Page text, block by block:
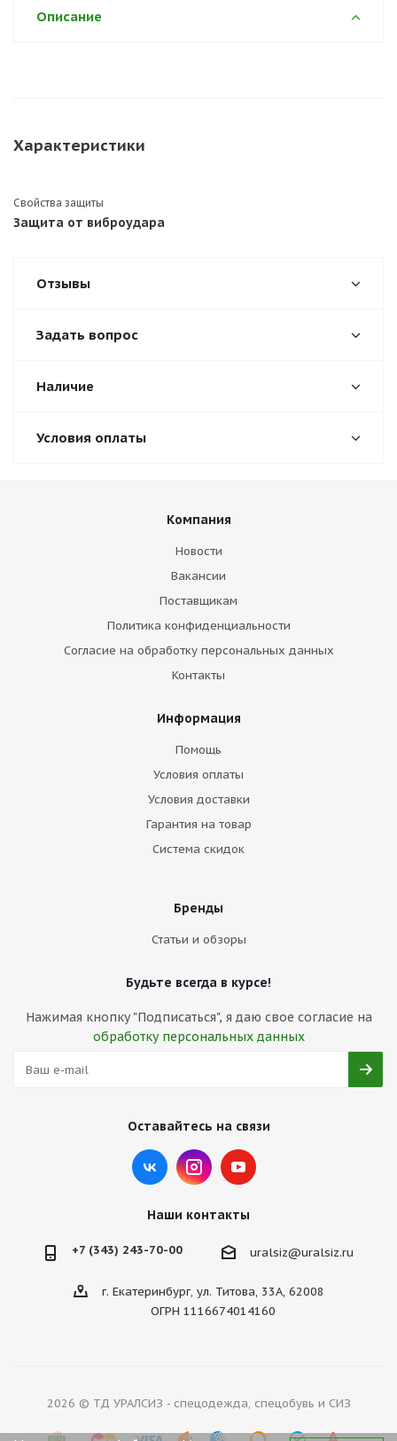
Описание
Характеристики
Свойства защиты
Защита от виброудара
Отзывы
Задать вопрос
Наличие
Условия оплаты
Компания
Новости
Вакансии
Поставщикам
Политика конфиденциальности
Согласие на обработку персональных данных
Контакты
Информация
Помощь
Условия оплаты
Условия доставки
Гарантия на товар
Система скидок
Бренды
Статьи и обзоры
Будьте всегда в курсе!
Нажимая кнопку "Подписаться", я даю свое согласие на
обработку персональных данных
Оставайтесь на связи
Наши контакты
+7 (343) 243-70-00 uralsiz@uralsiz.ru
г. Екатеринбург, ул. Титова, 33А, 62008
ОГРН 1116674014160
2026 © ТД УРАЛСИЗ - спецодежда, спецобувь и СИЗ